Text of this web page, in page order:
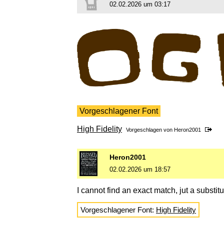
02.02.2026 um 03:17
Vorgeschlagener Font
High Fidelity Vorgeschlagen von Heron2001
Heron2001
02.02.2026 um 18:57
I cannot find an exact match, jut a
Vorgeschlagener Font: High Fidelity